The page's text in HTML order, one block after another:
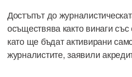
Достъпът до
осъществява както винаги със
като ще бъдат активирани
журналистите, заявили